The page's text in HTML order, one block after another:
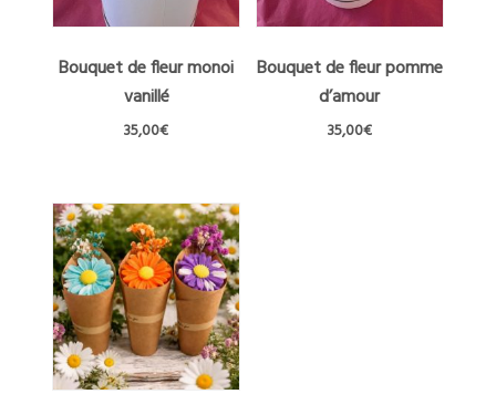
Bouquet de fleur monoi
vanillé
35,00€
Bouquet de fleur pomme
d’amour
35,00€